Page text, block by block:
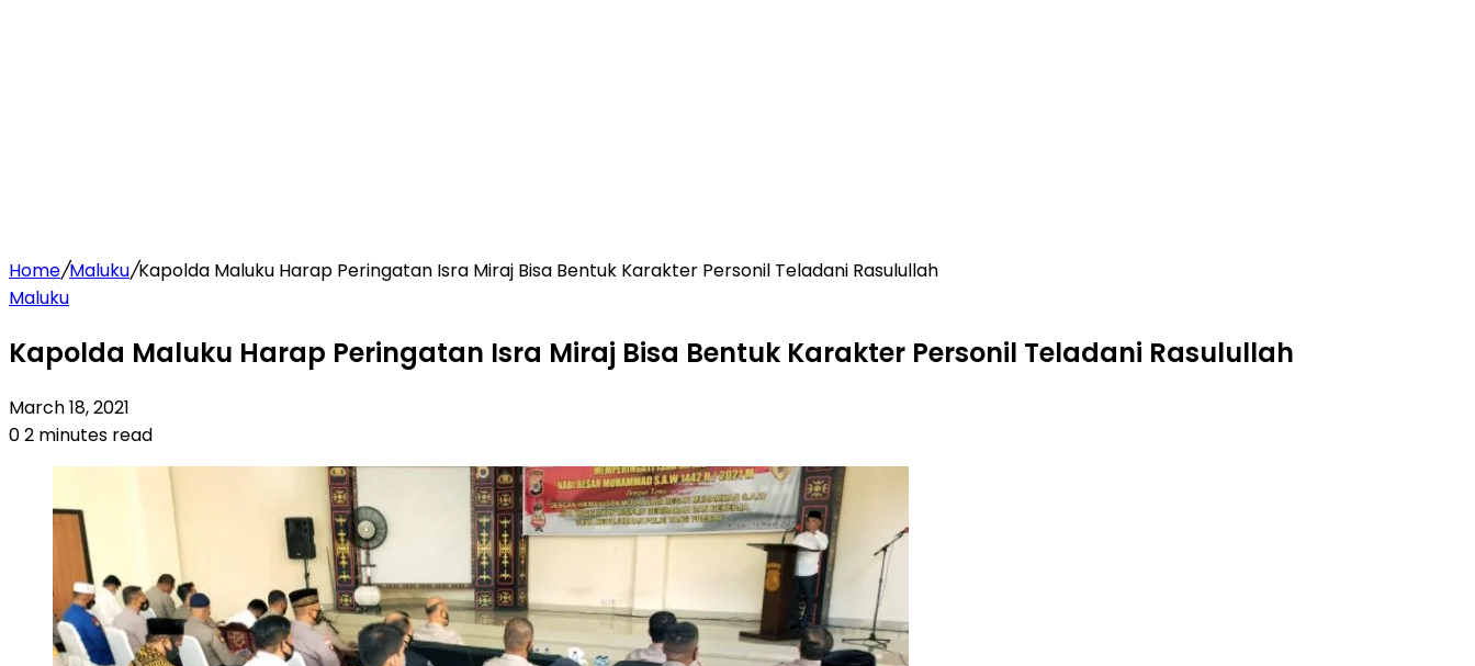
Home/Maluku/Kapolda Maluku Harap Peringatan Isra Miraj Bisa Bentuk Karakter Personil Teladani Rasulullah
Maluku
Kapolda Maluku Harap Peringatan Isra Miraj Bisa Bentuk Karakter Personil Teladani Rasulullah
March 18, 2021
02 minutes read